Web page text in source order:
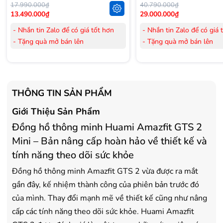
17.990.000₫
13.490.000₫
- Nhắn tin Zalo để có giá tốt hơn
- Tặng quà mở bán lên
- Tặng Voucher trị giá 150.000đ
mua Máy lọc Không khí
- Cam kết hàng mới 100%.
- Lắp đặt, HDSD tại nhà nội thành
Hà Nội, Hồ Chí Minh
- Vận chuyển Toàn Quốc.
- Bảo hành 24 tháng chính hãng
40.790.000₫
29.000.000₫
- Nhắn tin Zalo để có giá
- Tặng quà mở bán lên
- Lắp đặt, HDSD tại nhà
Hà Nội, Hồ Chí Minh
- Vận chuyển Toàn Quốc.
THÔNG TIN SẢN PHẨM
Giới Thiệu Sản Phẩm
Đồng hồ thông minh Huami Amazfit GTS 2
Mini – Bản nâng cấp hoàn hảo về thiết kế và
tính năng theo dõi sức khỏe
Đồng hồ thông minh Amazfit GTS 2 vừa được ra mắt
gần đây, kế nhiệm thành công của phiên bản trước đó
của mình. Thay đổi mạnh mẽ về thiết kế cũng như nâng
cấp các tính năng theo dõi sức khỏe. Huami Amazfit